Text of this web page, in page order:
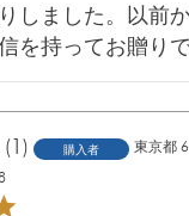
しました。以前
を持ってお贈りで
1 購入者 東京都